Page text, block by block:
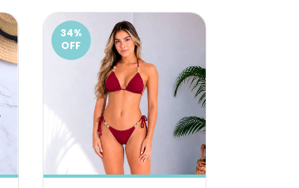
34%
OFF